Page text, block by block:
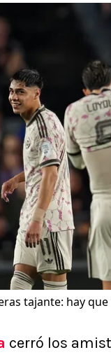
tajante: hay
cerró los